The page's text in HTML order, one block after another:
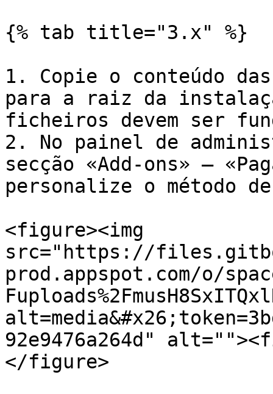
{% tab title="3.x" %}
1. Copie o conteúdo
para a raiz da
ficheiros devem ser
2. No painel de
secção «Add-ons» —
personalize o método
<figure><img
src="https://
prod.appspot.com/o/
92e9476a264d"
</figure>